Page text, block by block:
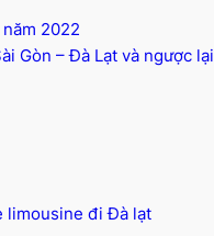
2022
Gòn – Đà Lạt và ngược lại
limousine đi Đà lạt